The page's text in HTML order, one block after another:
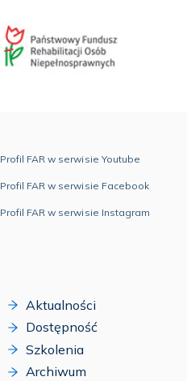
Profil FAR w serwisie Youtube
Profil FAR w serwisie Facebook
Profil FAR w serwisie Instagram
Aktualności
Dostępność
Szkolenia
Archiwum